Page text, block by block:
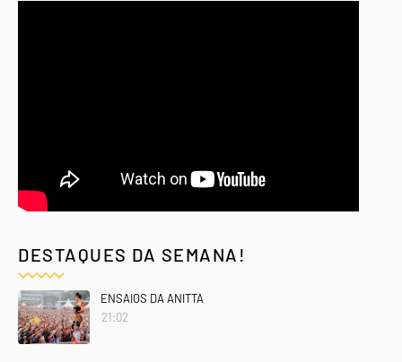
DESTAQUES DA SEMANA!
ENSAIOS DA ANITTA
21:02